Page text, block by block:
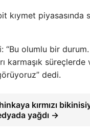
kıymet piyasasında
olumlu bir
karmaşık
dedi.
kırmızı
yağdı →